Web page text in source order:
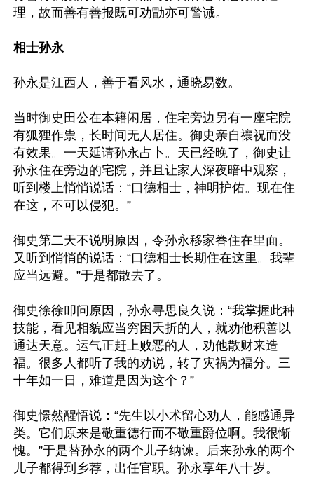
理，故而善有善报既可劝勖亦可警诫。
相士孙永
孙永是江西人，善于看风水，通晓易数。
当时御史田公在本籍闲居，住宅旁边另有一座宅院
有狐狸作祟，长时间无人居住。御史亲自禳祝而没
有效果。一天延请孙永占卜。天已经晚了，御史让
孙永住在旁边的宅院，并且让家人深夜暗中观察，
听到楼上悄悄说话：“口德相士，神明护佑。现在住
在这，不可以侵犯。”
御史第二天不说明原因，令孙永移家眷住在里面。
又听到悄悄的说话：“口德相士长期住在这里。我辈
应当远避。”于是都散去了。
御史徐徐叩问原因，孙永寻思良久说：“我掌握此种
技能，看见相貌应当穷困夭折的人，就劝他积善以
通达天意。运气正赶上败恶的人，劝他散财来造
福。很多人都听了我的劝说，转了灾祸为福分。三
十年如一日，难道是因为这个？”
御史憬然醒悟说：“先生以小术留心劝人，能感通异
类。它们原来是敬重德行而不敬重爵位啊。我很惭
愧。”于是替孙永的两个儿子纳谏。后来孙永的两个
儿子都得到乡荐，出任官职。孙永享年八十岁。